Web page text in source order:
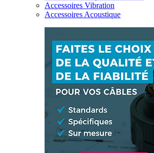
Accessoires Vibration
Accessoires Acoustique